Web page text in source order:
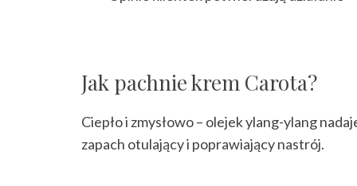
Jak pachnie krem Carota?
Ciepło i zmysłowo – olejek ylang-ylang
zapach otulający i poprawiający nastrój.